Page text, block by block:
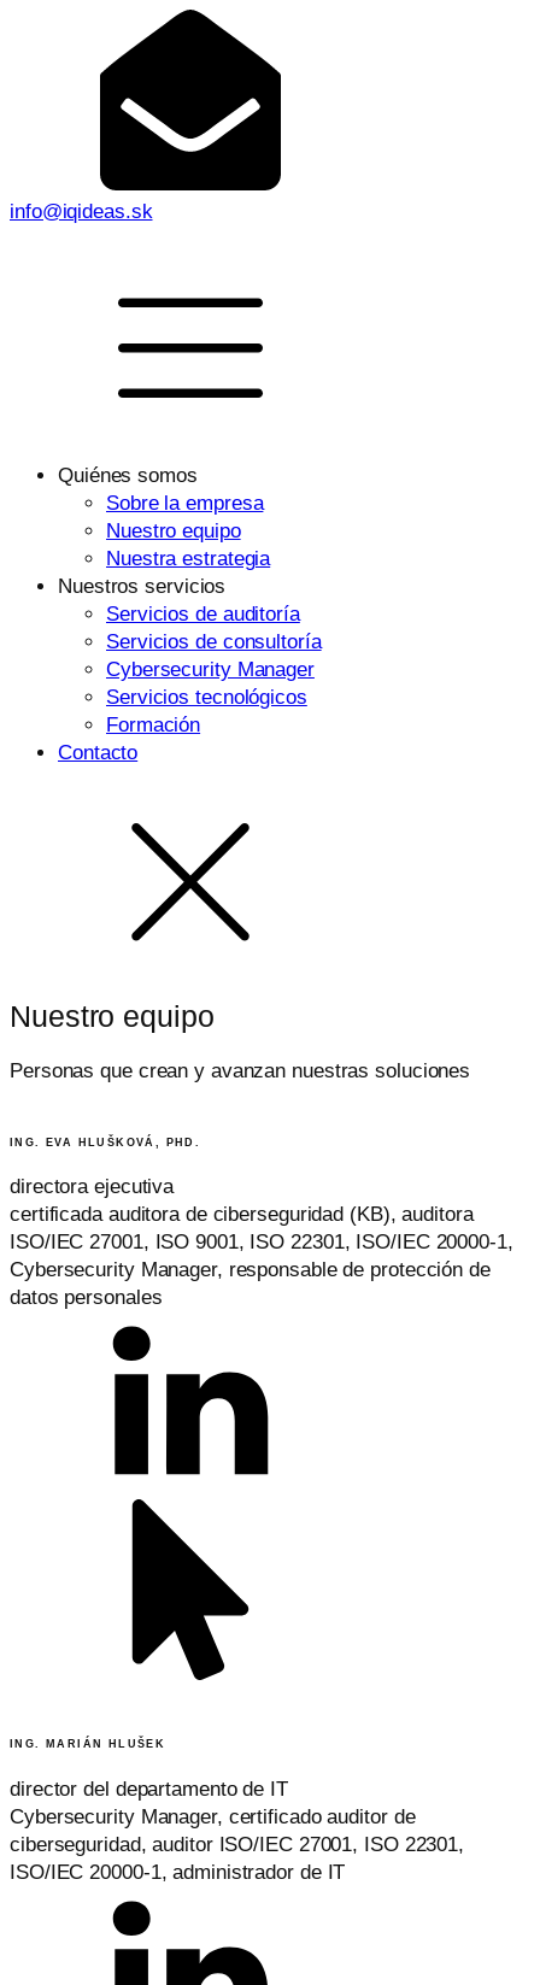
info@iqideas.sk
Quiénes somos
Sobre la empresa
Nuestro equipo
Nuestra estrategia
Nuestros servicios
Servicios de auditoría
Servicios de consultoría
Cybersecurity Manager
Servicios tecnológicos
Formación
Contacto
Nuestro equipo
Personas que crean y avanzan nuestras soluciones
ING. EVA HLUŠKOVÁ, PHD.
directora ejecutiva
certificada auditora de ciberseguridad (KB), auditora
ISO/IEC 27001, ISO 9001, ISO 22301, ISO/IEC 20000-1,
Cybersecurity Manager, responsable de protección de
datos personales
ING. MARIÁN HLUŠEK
director del departamento de IT
Cybersecurity Manager, certificado auditor de
ciberseguridad, auditor ISO/IEC 27001, ISO 22301,
ISO/IEC 20000-1, administrador de IT